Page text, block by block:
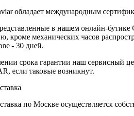
обладает международным
в нашем онлайн-
кроме механических часов
- 30 дней.
срока гарантии наш сервисный
если таковые возникнут.
по Москве осуществляется